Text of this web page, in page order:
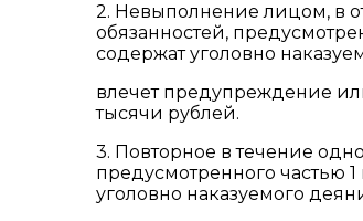
2. Невыполнение лицом, в
обязанностей,
содержат уголовно
влечет предупреждение
тысячи рублей.
3. Повторное в течение
предусмотренного частью
уголовно наказуемого